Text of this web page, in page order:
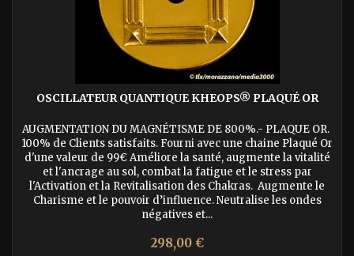
OSCILLATEUR QUANTIQUE KHEOPS® PLAQUÉ OR
AUGMENTATION DU MAGNÉTISME DE 800%.- PLAQUE OR.
100% de Clients satisfaits. Fourni avec une chaine Plaqué Or
d'une valeur de 99€ Améliore la santé, augmente la vitalité
et l'ancrage au sol, combat la fatigue et le stress par
l'Activation et la Revitalisation des Chakras. Augmente le
Charisme et le pouvoir d’influence. Neutralise les ondes
négatives et...
Prix
298,00 €